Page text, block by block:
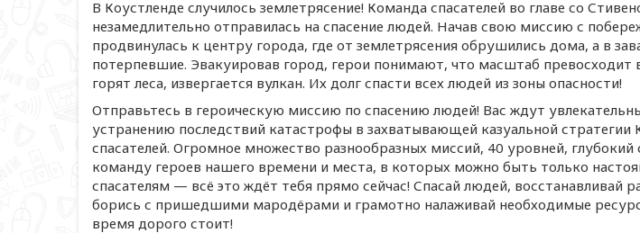
В Коустленде случилось землетрясение! Команда спасателей во главе со
незамедлительно отправилась на спасение людей. Начав свою миссию с
продвинулась к центру города, где от землетрясения обрушились дома, а в
потерпевшие. Эвакуировав город, герои понимают, что масштаб превосходит
горят леса, извергается вулкан. Их долг спасти всех людей из зоны опасности!
Отправьтесь в героическую миссию по спасению людей! Вас ждут
устранению последствий катастрофы в захватывающей казуальной стратегии
спасателей. Огромное множество разнообразных миссий, 40 уровней,
команду героев нашего времени и места, в которых можно быть только
спасателям — всё это ждёт тебя прямо сейчас! Спасай людей, восстанавливай
борись с пришедшими мародёрами и грамотно налаживай необходимые
время дорого стоит!